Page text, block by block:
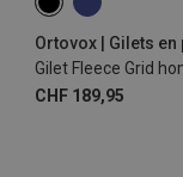
Ortovox | Gilets
Gilet Fleece Grid
CHF 189,95
S M